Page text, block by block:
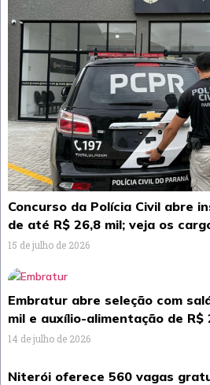
Concurso da Polícia Civil abre
de até R$ 26,8 mil; veja os
15 de julho de 2026
Embratur abre seleção com
mil e auxílio-alimentação de R$
14 de julho de 2026
Niterói oferece 560 vagas